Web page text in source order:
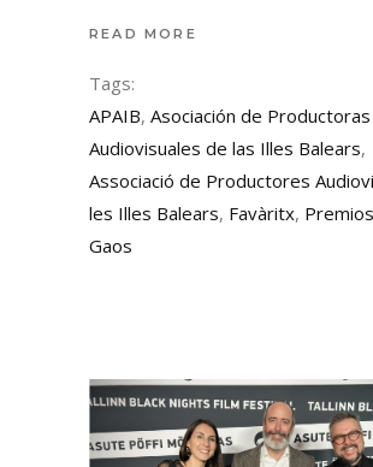
READ MORE
Tags:
APAIB, Asociación de Productoras
Audiovisuales de las Illes Balears,
Associació de Productores
les Illes Balears, Favàritx,
Gaos